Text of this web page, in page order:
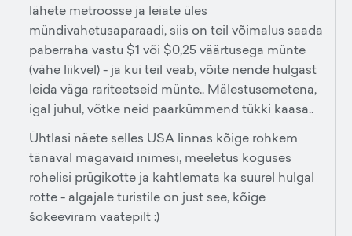
lähete metroosse ja leiate üles
mündivahetusaparaadi, siis on teil võimalus saada
paberraha vastu $1 või $0,25 väärtusega münte
(vähe liikvel) - ja kui teil veab, võite nende hulgast
leida väga rariteetseid münte.. Mälestusemetena,
igal juhul, võtke neid paarkümmend tükki kaasa..
Ühtlasi näete selles USA linnas kõige rohkem
tänaval magavaid inimesi, meeletus koguses
rohelisi prügikotte ja kahtlemata ka suurel hulgal
rotte - algajale turistile on just see, kõige
šokeeviram vaatepilt :)